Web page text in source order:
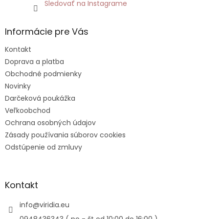
Sledovať na Instagrame
Informácie pre Vás
Kontakt
Doprava a platba
Obchodné podmienky
Novinky
Darčeková poukážka
Veľkoobchod
Ochrana osobných údajov
Zásady používania súborov cookies
Odstúpenie od zmluvy
Kontakt
info@viridia.eu